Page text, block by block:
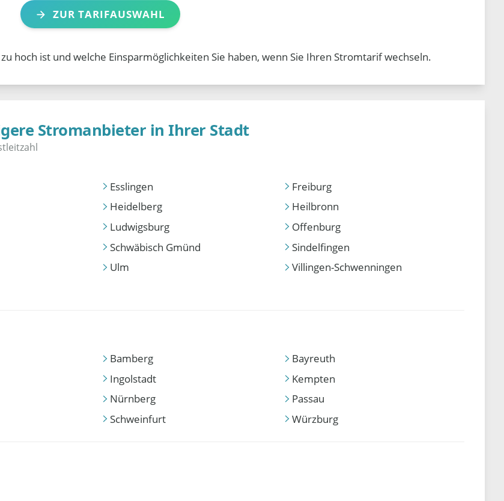
ZUR TARIFAUSWAHL
zu hoch ist und welche Einsparmöglichkeiten Sie haben, wenn Sie Ihren Stromtarif wechseln.
Stromanbieter in Ihrer Stadt
Esslingen
Freiburg
Heidelberg
Heilbronn
Ludwigsburg
Offenburg
Schwäbisch Gmünd
Sindelfingen
Ulm
Villingen-Schwenningen
Bamberg
Bayreuth
Ingolstadt
Kempten
Nürnberg
Passau
Schweinfurt Würzburg